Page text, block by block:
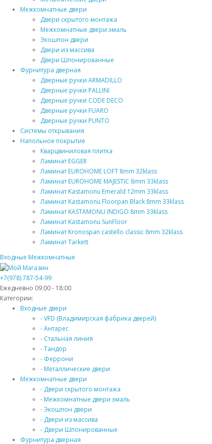
Межкомнатные двери
Двери скрытого монтажа
Межкомнатные двери эмаль
Экошпон двери
Двери из массива
Двери Шпонированные
Фурнитура дверная
Дверные ручки ARMADILLO
Дверные ручки PALLINI
Дверные ручки CODE DECO
Дверные ручки FUARO
Дверные ручки PUNTO
Системы открывания
Напольное покрытие
Кварцвиниловая плитка
Ламинат EGGER
Ламинат EUROHOME LOFT 8mm 32klass
Ламинат EUROHOME MAJESTIC 8mm 33klass
Ламинат Kastamonu Emerald 12mm 33klass
Ламинат Kastamonu Floorpan Black 8mm 33klass
Ламинат KASTAMONU INDIGO 8mm 33klass
Ламинат Kastamonu SunFloor
Ламинат Kronospan castello classic 8mm 32klass
Ламинат Tarkett
Входные Межкомнатные
+7(978) 787-54-99
Ежедневно 09:00 - 18:00
Категории:
Входные двери
- VFD (Владимирская фабрика дверей)
- Антарес
- Стальная линия
- Тандор
- Феррони
- Металлические двери
Межкомнатные двери
- Двери скрытого монтажа
- Межкомнатные двери эмаль
- Экошпон двери
- Двери из массива
- Двери Шпонированные
Фурнитура дверная